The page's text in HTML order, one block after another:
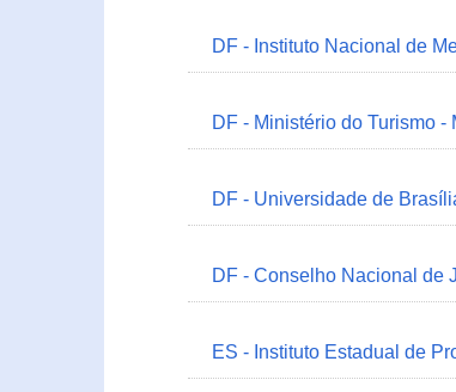
DF - Instituto Nacional de
DF - Ministério do Turismo -
DF - Universidade de
DF - Conselho Nacional de
ES - Instituto Estadual de